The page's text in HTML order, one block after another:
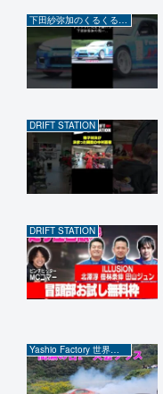
下田紗弥加のくるくるTUBE
DRIFT STATION
DRIFT STATION
Yashio Factory 世界の岡ちゃん